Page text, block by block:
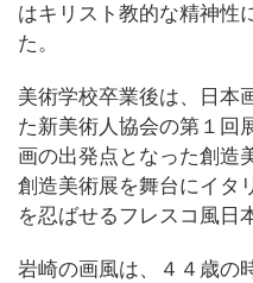
はキリスト教的な精神性
た。
美術学校卒業後は、日本
た新美術人協会の第１回
画の出発点となった創造
創造美術展を舞台にイタ
を忍ばせるフレスコ風日
岩崎の画風は、４４歳の